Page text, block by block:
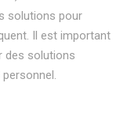
solutions pour
Il est important
des solutions